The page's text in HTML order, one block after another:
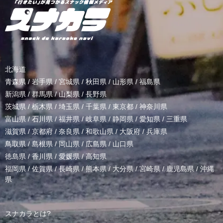
北海道
青森県 / 岩手県/ 宮城県 / 秋田県 / 山形県/ 福島県
新潟県 /群馬県/山梨県 / 長野県
茨城県 / 栃木県 / 埼玉県 / 千葉県 / 東京都 / 神奈川県
富山県 /石川県/福井県/岐阜県 / 静岡県 / 愛知県 / 三重県
滋賀県 / 京都府 / 奈良県 / 和歌山県/ 大阪府 /兵庫県
鳥取県/ 島根県 /岡山県/ 広島県 / 山口県
徳島県 /香川県 / 愛媛県/高知県
福岡県/佐賀県/長崎県 /熊本県/ 大分県/宮崎県 /鹿児島県 / 沖縄
県
スナカラとは?